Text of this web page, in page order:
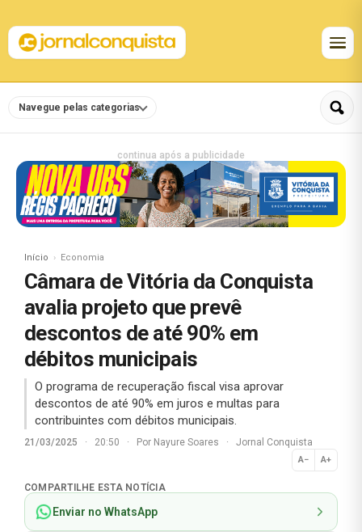
Navegue pelas categorias
continua após a publicidade
Início Economia
Câmara de Vitória da Conquista
avalia projeto que prevê
descontos de até 90% em
débitos municipais
O programa de recuperação fiscal visa aprovar
descontos de até 90% em juros e multas para
contribuintes com débitos municipais.
21/03/2025 · 20:50 · Por Nayure Soares · Jornal Conquista
A− A+
Normal
COMPARTILHE ESTA NOTÍCIA
Enviar no WhatsApp